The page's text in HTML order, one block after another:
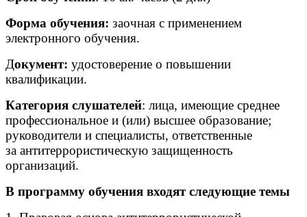
Форма обучения: заочная с применением
электронного обучения.
Документ: удостоверение о повышении
квалификации.
Категория слушателей: лица, имеющие среднее
профессиональное и (или) высшее образование;
руководители и специалисты, ответственные
за антитеррористическую защищенность
организаций.
В программу обучения входят следующие темы